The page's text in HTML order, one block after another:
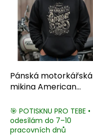
Pánská motorkářská
mikina American
🎯 POTISKNU PRO TEBE •
odesílám do 7–10
pracovních dnů